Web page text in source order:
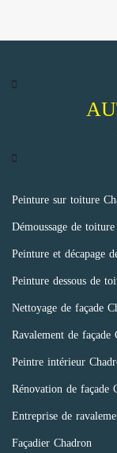
Peinture sur toiture
Démoussage de
Peinture et décapage
Peinture dessous de
Nettoyage de façade
Ravalement de façade
Peintre intérieur
Rénovation de façade
Entreprise de
Façadier Chadron